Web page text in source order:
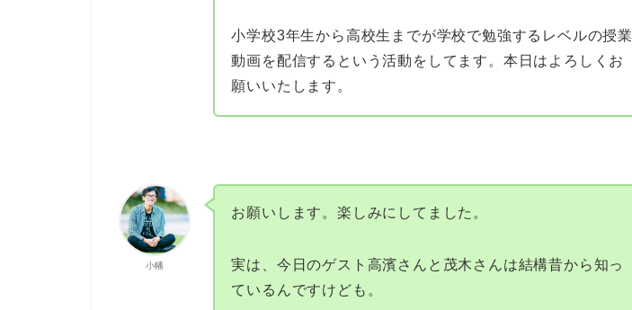
小学校3年生から高校生までが学校で勉強するレベルの授業
動画を配信するという活動をしてます。本日はよろしくお
願いいたします。
小幡
お願いします。楽しみにしてました。
実は、今日のゲスト高濱さんと茂木さんは結構昔から知っ
ているんですけども。